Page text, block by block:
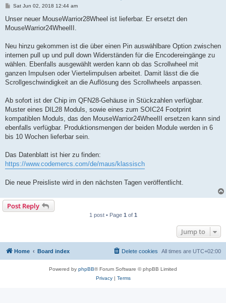
P
s
Sat Jun 02, 2018 12:44 am
Unser neuer MouseWarrior28Wheel ist lieferbar. Er ersetzt den
MouseWarrior24WheelII.
Neu hinzu gekommen ist die über einen Pin auswählbare Option zwischen
internen pull up und pull down Widerständen für die Encodereingänge zu
wählen. Ebenfalls ausgewählt werden kann ob das Scrollwheel mit
ganzen Impulsen oder Viertelimpulsen arbeitet. Damit lässt die die
Scrollgeschwindigkeit an die Auflösung des Scrollwheels anpassen.
Ab sofort ist der Chip im QFN28-Gehäuse in Stückzahlen verfügbar.
Muster eines DIL28 Moduls, sowie eines zum SOIC24 Footprint
kompatiblen Moduls, das den MouseWarrior24WheelII ersetzen kann sind
ebenfalls verfügbar. Produktionsmengen der beiden Module werden in 6
bis 10 Wochen lieferbar sein.
Das Datenblatt ist hier zu finden:
https://www.codemercs.com/de/maus/klassisch
Die neue Preisliste wird in den nächsten Tagen veröffentlicht.
Post Reply
1 post • Page 1 of 1
Jump to
Home Board index All times are UTC+02:00
Delete cookies
Powered by phpBB® Forum Software © phpBB Limited
Privacy| Terms